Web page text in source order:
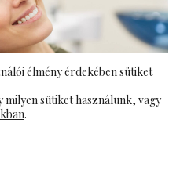
élmény érdekében sütiket
sütiket használunk, vagy
.